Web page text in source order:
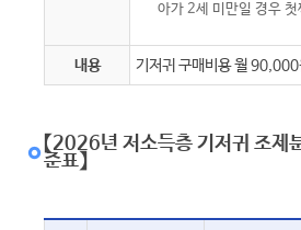
아가 2세 미만일 경우
내용 기저귀 구매비용 월 90,000
【2026년 저소득층 기저귀 조제
준표】